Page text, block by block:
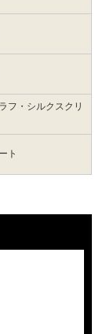
フ・シルクスクリ
ト